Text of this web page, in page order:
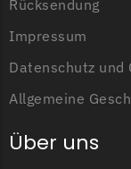
Zoef Robot
Zoef Robot
Begrenzungsdraht
Rücksendung
Impressum
Datenschutz und
Allgemeine
Über uns